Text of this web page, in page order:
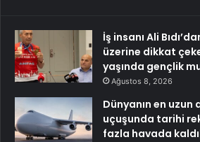
İş insanı Ali
üzerine dikkat
yaşında gençlik
Ağustos 8, 2026
Dünyanın en uzun
uçuşunda tarihi
fazla havada